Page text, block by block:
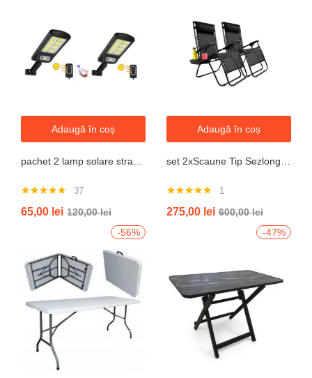
Adaugă în coș
4.76din 5
37
65,00 lei 120,00lei
Adaugă în coș
5.00din 5
1
275,00 lei 600,00lei
-56%
-47%